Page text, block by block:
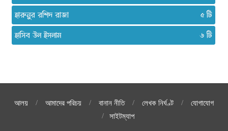
হারুনুর রশিদ রাজা
৫
হাসিব উল ইসলাম
৬
আলয় আমাদের পরিচয় বানান নীতি লেখক নির্ঘণ্ট
যোগাযোগ
সাইটম্যাপ